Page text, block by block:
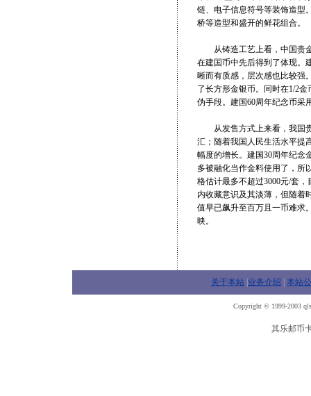
链、电子信息符号等装饰造型
桥等造型和盛开的鲜花组合。
从铸造工艺上看，中国贵金
在建国币中先后得到了体现。
晰而有质感，层次感也比较强
了长方形金银币。同时在1/2
伪手段。建国60周年纪念币采
从发售方式上来看，我国贵
汇；随着我国人民生活水平提
幅度的增长。建国30周年纪念
多被融化当作金料使用了，所
格估计最多不超过3000元/套
内收藏意识及其淡薄，但随着
值早已飙升至百万且一币难求
映。
关于本站 业务介绍 本站
Copyright © 1999-2003
其乐邮币